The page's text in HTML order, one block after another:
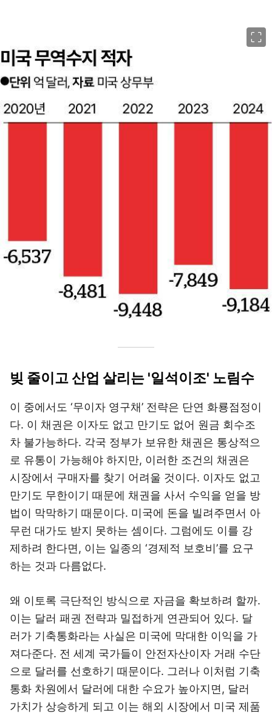
빚 줄이고 산업 살리는 '일석이조' 노림수
이 중에서도 ‘무이자 영구채’ 전략은 단연 화룡점정이
다. 이 채권은 이자도 없고 만기도 없어 원금 회수조
차 불가능하다. 각국 정부가 보유한 채권은 통상적으
로 유통이 가능해야 하지만, 이러한 조건의 채권은
시장에서 구매자를 찾기 어려울 것이다. 이자도 없고
만기도 무한이기 때문에 채권을 사서 수익을 얻을 방
법이 막막하기 때문이다. 미국에 돈을 빌려주면서 아
무런 대가도 받지 못하는 셈이다. 그럼에도 이를 강
제하려 한다면, 이는 일종의 ‘경제적 보호비’를 요구
하는 것과 다름없다.
왜 이토록 극단적인 방식으로 자금을 확보하려 할까.
이는 달러 패권 전략과 밀접하게 연관되어 있다. 달
러가 기축통화라는 사실은 미국에 막대한 이익을 가
져다준다. 전 세계 국가들이 안전자산이자 거래 수단
으로 달러를 선호하기 때문이다. 그러나 이처럼 기축
통화 차원에서 달러에 대한 수요가 높아지면, 달러
가치가 상승하게 되고 이는 해외 시장에서 미국 제품